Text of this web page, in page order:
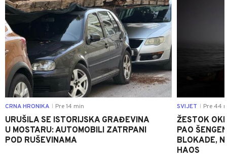
CRNA HRONIKA Pre 14 min
URUŠILA SE ISTORIJSKA GRAĐEVINA
U MOSTARU: AUTOMOBILI ZATRPANI
POD RUŠEVINAMA
SVIJET Pre 44
ŽESTOK
PAO
BLOKADE,
HAOS